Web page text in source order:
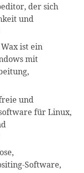
der sich
und
ist ein
mit
und
für Linux,
Software,